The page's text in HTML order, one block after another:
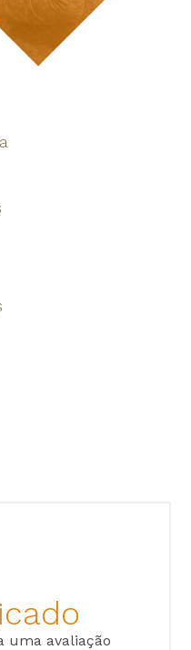
uma avaliação